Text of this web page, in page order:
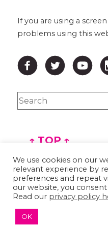
If you are using a
problems using this
↑ TOP ↑
We use cookies on our
relevant experience by
preferences and repeat
our website, you
Read our privacy policy
OK